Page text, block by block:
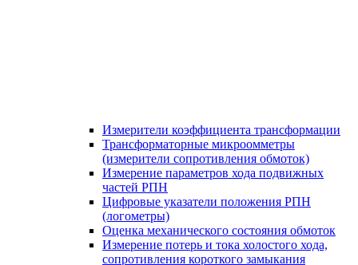
Измерители коэффициента трансформации
Трансформаторные микроомметры
(измерители сопротивления обмоток)
Измерение параметров хода подвижных
частей РПН
Цифровые указатели положения РПН
(логометры)
Оценка механического состояния обмоток
Измерение потерь и тока холостого хода,
сопротивления короткого замыкания